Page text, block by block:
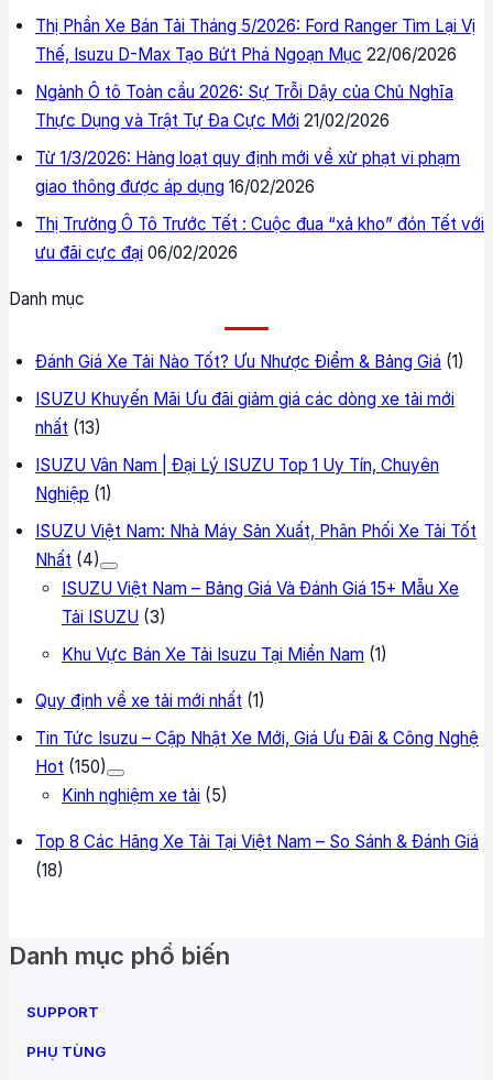
Thị Phần Xe Bán Tải Tháng 5/2026: Ford Ranger Tìm Lại Vị
Thế, Isuzu D-Max Tạo Bứt Phá Ngoạn Mục 22/06/2026
Ngành Ô tô Toàn cầu 2026: Sự Trỗi Dậy của Chủ Nghĩa
Thực Dụng và Trật Tự Đa Cực Mới 21/02/2026
Từ 1/3/2026: Hàng loạt quy định mới về xử phạt vi phạm
giao thông được áp dụng 16/02/2026
Thị Trường Ô Tô Trước Tết : Cuộc đua “xả kho” đón Tết với
ưu đãi cực đại 06/02/2026
Danh mục
Đánh Giá Xe Tải Nào Tốt? Ưu Nhược Điểm & Bảng Giá (1)
ISUZU Khuyến Mãi Ưu đãi giảm giá các dòng xe tải mới
nhất (13)
ISUZU Vân Nam | Đại Lý ISUZU Top 1 Uy Tín, Chuyên
Nghiệp (1)
ISUZU Việt Nam: Nhà Máy Sản Xuất, Phân Phối Xe Tải Tốt
Nhất (4)
ISUZU Việt Nam – Bảng Giá Và Đánh Giá 15+ Mẫu Xe
Tải ISUZU (3)
Khu Vực Bán Xe Tải Isuzu Tại Miền Nam (1)
Quy định về xe tải mới nhất (1)
Tin Tức Isuzu – Cập Nhật Xe Mới, Giá Ưu Đãi & Công Nghệ
Hot (150)
Kinh nghiệm xe tải (5)
Top 8 Các Hãng Xe Tải Tại Việt Nam – So Sánh & Đánh Giá
(18)
Danh mục phổ biến
SUPPORT
PHỤ TÙNG